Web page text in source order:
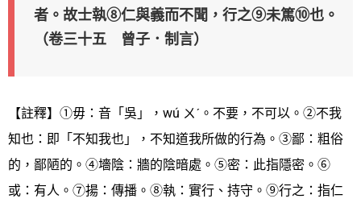
者。故士執⑧仁與義而不聞，行之⑨未篤⑩也。
（卷三十五 曾子．制言）
【註釋】①毋：音「吳」，wú ㄨˊ。不要，不可以。②不我
知也：即「不知我也」，不知道我所做的行為。③鄙：粗俗
的，鄙陋的。④墻陰：牆的陰暗處。⑤密：此指隱密。⑥
或：有人。⑦揚：傳播。⑧執：實行、持守。⑨行之：指仁